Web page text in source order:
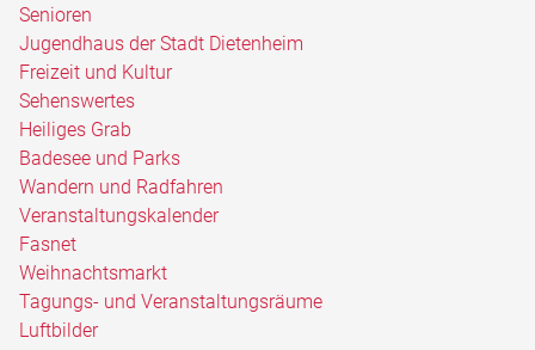
Senioren
Jugendhaus der Stadt Dietenheim
Freizeit und Kultur
Sehenswertes
Heiliges Grab
Badesee und Parks
Wandern und Radfahren
Veranstaltungskalender
Fasnet
Weihnachtsmarkt
Tagungs- und Veranstaltungsräume
Luftbilder